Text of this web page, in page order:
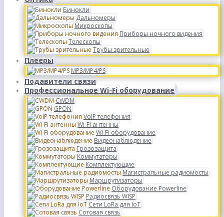
Бинокли
Дальномеры
Микроскопы
Приборы ночного видения
Телескопы
Трубы зрительные
Плееры
MP3/MP4/PS
Подавители связи
Профессиональное Wi-Fi оборудование
CWDM
GPON
VoIP телефония
Wi-Fi антенны
Wi-Fi оборудование
Видеонаблюдение
Грозозащита
Коммутаторы
Комплектующие
Магистральные радиомосты
Маршрутизаторы
Оборудование Powerline
Радиосвязь WISP
Сети LoRa для IoT
Сотовая связь